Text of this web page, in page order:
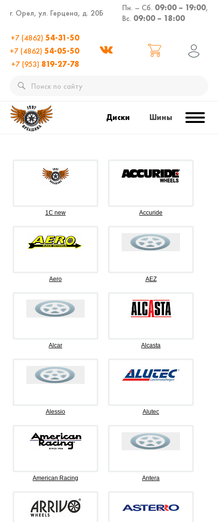
г. Орел, ул. Герцена, д. 20Б
Пн. – Сб. 09:00 – 19:00,
Вс. 09:00 – 18:00
+7 (4862) 54-31-50
+7 (4862) 54-05-50
+7 (953) 819-27-78
Диски Шины
1C new Accuride
Aero AEZ
Alcar Alcasta
Alessio Alutec
American Racing Antera